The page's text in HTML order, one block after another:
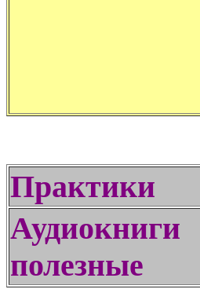
Практики
Аудиокниги
полезные